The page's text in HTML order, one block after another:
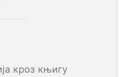
кроз књигу